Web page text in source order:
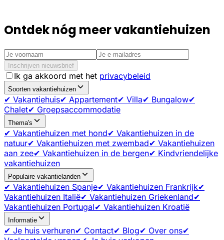
Ontdek nóg meer vakantiehuizen
Inschrijven nieuwsbrief
Ik ga akkoord met het privacybeleid
Soorten vakantiehuizen
✔ Vakantiehuis✔ Appartement✔ Villa✔ Bungalow✔
Chalet✔ Groepsaccommodatie
Thema's
✔ Vakantiehuizen met hond✔ Vakantiehuizen in de
natuur✔ Vakantiehuizen met zwembad✔ Vakantiehuizen
aan zee✔ Vakantiehuizen in de bergen✔ Kindvriendelijke
vakantiehuizen
Populaire vakantielanden
✔ Vakantiehuizen Spanje✔ Vakantiehuizen Frankrijk✔
Vakantiehuizen Italië✔ Vakantiehuizen Griekenland✔
Vakantiehuizen Portugal✔ Vakantiehuizen Kroatië
Informatie
✔ Je huis verhuren✔ Contact✔ Blog✔ Over ons✔